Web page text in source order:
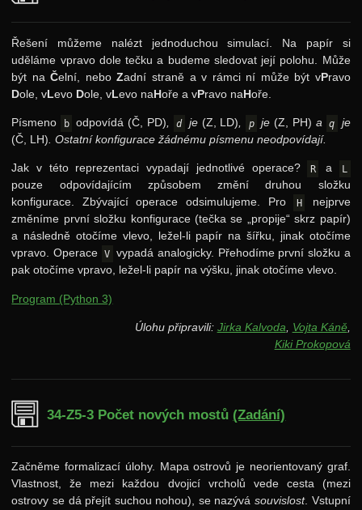
Řešení můžeme nalézt jednoduchou simulací. Na papír si
uděláme vpravo dole tečku a budeme sledovat její polohu. Může
být naČelní, neboZadní straně a v rámci ní může být vPravo
Dole, vLevo Dole, vLevo naHoře a vPravo naHoře.
Písmeno b odpovídá (Č, PD) d je (Z, LD) p je (Z, PH) a q
je
(Č, LH) . Ostatní konfigurace žádnému písmenu neodpovídají.
Jak v této reprezentaci vypadají jednotlivé operace? R a L
pouze odpovídajícím způsobem změní druhou složku
konfigurace. Zbývající operace odsimulujeme. Pro
H
nejprve
změníme první složku konfigurace (tečka se „propije“ skrz papír)
a následně otočíme vlevo, ležel-li papír na šířku, jinak otočíme
vpravo. Operace V vypadá analogicky. Přehodíme první složku a
pak otočíme vpravo, ležel-li papír na výšku, jinak otočíme vlevo.
Program (Python 3)
Úlohu připravili: Jirka Kalvoda, Vojta Káně,
Kiki Prokopová
34-Z5-3 Počet nových mostů (Zadání)
Začněme formalizací úlohy. Mapa ostrovů je neorientovaný graf.
Vlastnost, že mezi každou dvojicí vrcholů vede cesta (mezi
ostrovy se dá přejít suchou nohou), se nazývásouvislost. Vstupní
28. ročník: 15/16
27. ročník: 14/15
26. ročník: 13/14